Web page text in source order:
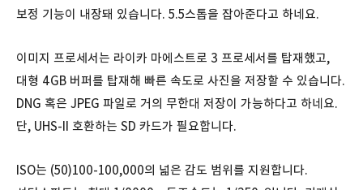
보정 기능이 내장돼 있습니다. 5.5스톱을 잡아준다고 하네요.
이미지 프로세서는 라이카 마에스트로 3 프로세서를 탑재했고,
대형 4GB 버퍼를 탑재해 빠른 속도로 사진을 저장할 수 있습니다.
DNG 혹은 JPEG 파일로 거의 무한대 저장이 가능하다고 하네요.
단, UHS-II 호환하는 SD 카드가 필요합니다.
ISO는 (50)100-100,000의 넓은 감도 범위를 지원합니다.